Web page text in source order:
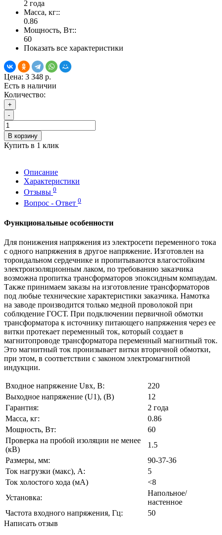
2 года
Масса, кг::
0.86
Мощность, Вт::
60
Показать все характеристики
Цена: 3 348 р.
Есть в наличии
Количество:
+
-
В корзину
Купить в 1 клик
Описание
Характеристики
Отзывы 0
Вопрос - Ответ 0
Функциональные особенности
Для понижения напряжения из электросети переменного тока
с одного напряжения в другое напряжение. Изготовлен на
тороидальном сердечнике и пропитываются влагостойким
электроизоляционным лаком, по требованию заказчика
возможна пропитка трансформаторов эпоксидным компаудам.
Также принимаем заказы на изготовление трансформаторов
под любые технические характеристики заказчика. Намотка
на заводе производится только медной проволокой при
соблюдение ГОСТ. При подключении первичной обмотки
трансформатора к источнику питающего напряжения через ее
витки протекает переменный ток, который создает в
магнитопроводе трансформатора переменный магнитный ток.
Это магнитный ток пронизывает витки вторичной обмотки,
при этом, в соответствии с законом электромагнитной
индукции.
Входное напряжение Uвх, В:
220
Выходное напряжение (U1), (В)
12
Гарантия:
2 года
Масса, кг:
0.86
Мощность, Вт:
60
Проверка на пробой изоляции не менее
(кВ)
1.5
Размеры, мм:
90-37-36
Ток нагрузки (макс), А:
5
Ток холостого хода (мА)
<8
Установка:
Напольное/
настенное
Частота входного напряжения, Гц:
50
Написать отзыв